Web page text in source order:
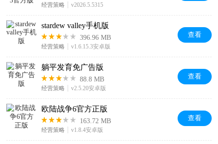
经营策略 v2026.5.5315
stardew valley手机版
396.96 MB
经营策略 v1.6.15.3安卓版
查看
躺平发育免广告版
88.8 MB
经营策略 v2.5.20安卓版
查看
欧陆战争6官方正版
163.72 MB
经营策略 v1.8.4安卓版
查看